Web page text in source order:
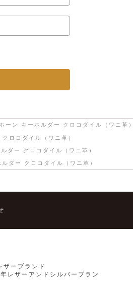
ーン キーホルダー クロコダイル（ワニ革）
ロコダイル（ワニ革）
ダー クロコダイル（ワニ革）
ダー クロコダイル（ワニ革）
ザーブランド
レザーアンドシルバーブラン